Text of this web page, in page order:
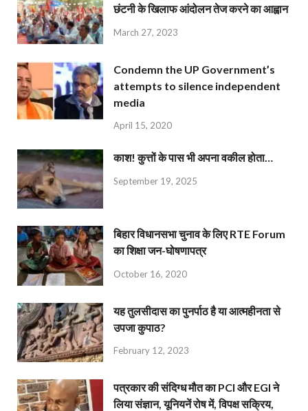
छंटनी के खिलाफ आंदोलन तेज करने का आह्वान
March 27, 2023
Condemn the UP Government’s
attempts to silence independent
media
April 15, 2020
काश! कुत्तों के पास भी अपना वकील होता…
September 19, 2025
बिहार विधानसभा चुनाव के लिए RTE Forum
का शिक्षा जन-घोषणापत्र
October 16, 2020
यह तुलसीदास का पुनर्पाठ है या आत्महीनता से
उपजा कुपाठ?
February 12, 2023
पत्रकार की संदिग्ध मौत का PCI और EGI ने
लिया संज्ञान, यूनियनें रोष में, विपक्ष सक्रिय,